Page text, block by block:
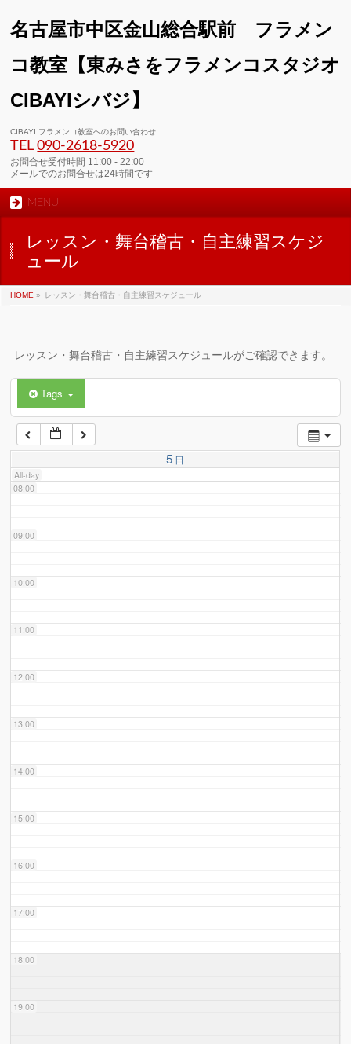
名古屋市中区金山総合駅前 フラメン
コ教室【東みさをフラメンコスタジオ
CIBAYIシバジ】
CIBAYI フラメンコ教室へのお問い合わせ
TEL090-2618‐5920
お問合せ受付時間 11:00 - 22:00
メールでのお問合せは24時間です
MENU
レッスン・舞台稽古・自主練習スケジ
ュール
HOME » レッスン・舞台稽古・自主練習スケジュール
レッスン・舞台稽古・自主練習スケジュールがご確認できます。
Tags
5 日
All-day
01:00
02:00
03:00
04:00
06:00
07:00
08:00
09:00
10:00
11:00
12:00
13:00
14:00
15:00
16:00
17:00
18:00
19:00